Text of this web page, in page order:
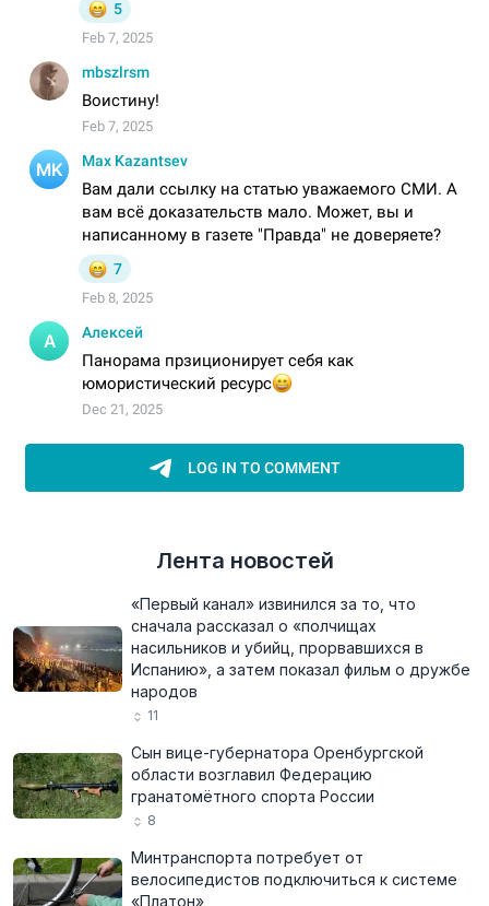
Лента новостей
«Первый канал» извинился за то, что
сначала рассказал о «полчищах
насильников и убийц, прорвавшихся в
Испанию», а затем показал фильм о дружбе
народов
11
Сын вице-губернатора Оренбургской
области возглавил Федерацию
гранатомётного спорта России
8
Минтранспорта потребует от
велосипедистов подключиться к системе
«Платон»